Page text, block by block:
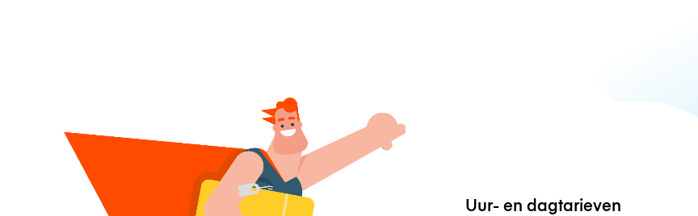
Uur- en dagtarieven